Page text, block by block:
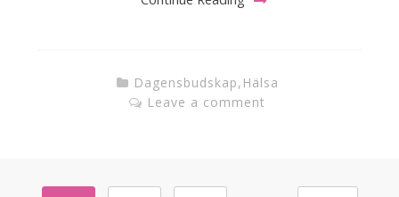
Dagensbudskap, Hälsa
Leave a comment